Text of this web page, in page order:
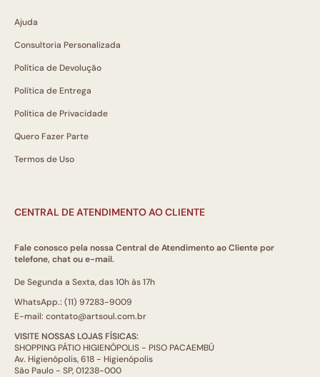
Ajuda
Consultoria Personalizada
Política de Devolução
Política de Entrega
Política de Privacidade
Quero Fazer Parte
Termos de Uso
CENTRAL DE ATENDIMENTO AO CLIENTE
Fale conosco pela nossa Central de Atendimento ao Cliente por
telefone, chat ou e-mail.
De Segunda a Sexta, das 10h às 17h
WhatsApp.: (11) 97283-9009
E-mail: contato@artsoul.com.br
VISITE NOSSAS LOJAS FÍSICAS:
SHOPPING PÁTIO HIGIENÓPOLIS - PISO PACAEMBÚ
Av. Higienópolis, 618 - Higienópolis
São Paulo - SP, 01238-000